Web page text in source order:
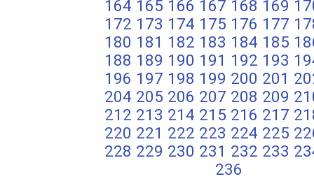
164 165 166 167 168 169
172 173 174 175 176 177
180 181 182 183 184 185
188 189 190 191 192 193
196 197 198 199 200 201
204 205 206 207 208 209
212 213 214 215 216 217
220 221 222 223 224 225
228 229 230 231 232 233
236